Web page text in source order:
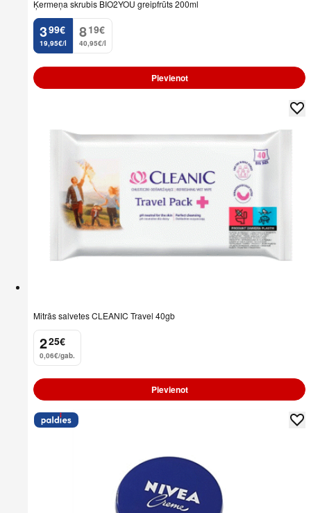
Ķermeņa skrubis BIO2YOU greipfrūts 200ml
3
. 99€
19,95€/l
8
. 19€
40,95€/l
Pievienot
Mitrās salvetes CLEANIC Travel 40gb
2
. 25€
0,06€/gab.
Pievienot